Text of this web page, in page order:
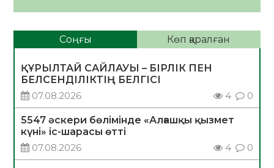
Соңғы Көп қаралған
ҚҰРЫЛТАЙ САЙЛАУЫ – БІРЛІК ПЕН
БЕЛСЕНДІЛІКТІҢ БЕЛГІСІ
07.08.2026
4 0
5547 әскери бөлімінде «Алғашқы қызмет
күні» іс-шарасы өтті
07.08.2026
4 0